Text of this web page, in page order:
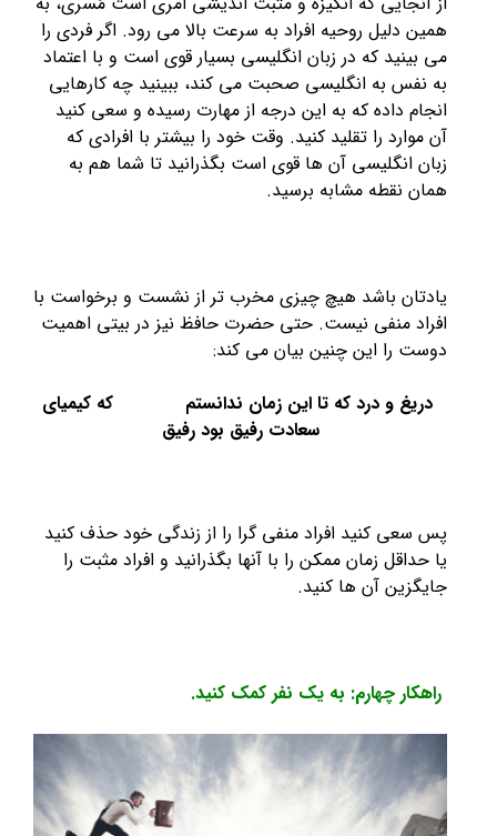
همین دلیل روحیه افراد به سرعت بالا می رود. اگر فردی را
می بینید که در زبان انگلیسی بسیار قوی است و با اعتماد
به نفس به انگلیسی صحبت می کند، ببینید چه کارهایی
انجام داده که به این درجه از مهارت رسیده و سعی کنید
آن موارد را تقلید کنید. وقت خود را بیشتر با افرادی که
زبان انگلیسی آن ها قوی است بگذرانید تا شما هم به
همان نقطه مشابه برسید.
یادتان باشد هیچ چیزی مخرب تر از نشست و برخواست با
افراد منفی نیست. حتی حضرت حافظ نیز در بیتی اهمیت
دوست را این چنین بیان می کند:
دریغ و درد که تا این زمان ندانستم که کیمیای
سعادت رفیق بود رفیق
پس سعی کنید افراد منفی گرا را از زندگی خود حذف کنید
یا حداقل زمان ممکن را با آنها بگذرانید و افراد مثبت را
جایگزین آن ها کنید.
راهکار چهارم: به یک نفر کمک کنید.